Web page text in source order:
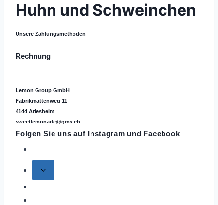
Huhn und Schweinchen
Unsere Zahlungsmethoden
Rechnung
Lemon Group GmbH
Fabrikmattenweg 11
4144 Arlesheim
sweetlemonade@gmx.ch
Folgen Sie uns auf Instagram und Facebook